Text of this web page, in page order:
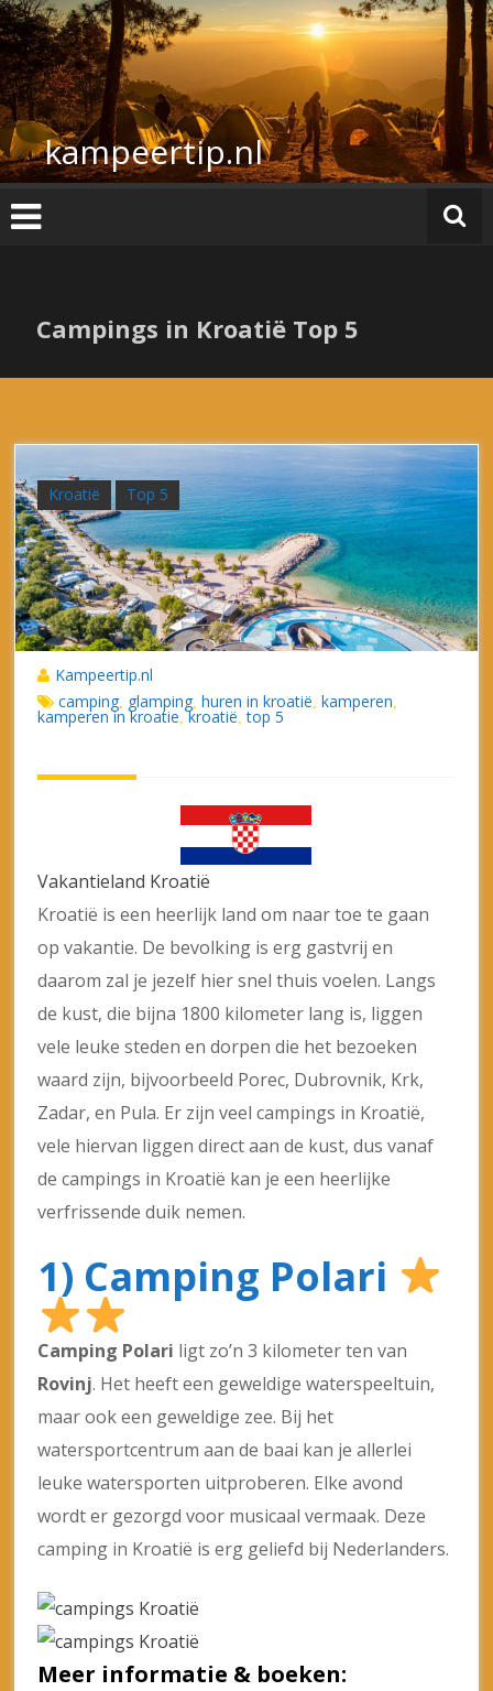
Ga
naar
de
inhoud
kampeertip.nl
Campings in Kroatië Top 5
Kroatië Top 5
Kampeertip.nl
camping glamping huren in kroatië kamperen
kamperen in kroatie kroatië ,top 5
Vakantieland Kroatië
Kroatië is een heerlijk land om naar toe te gaan
op vakantie. De bevolking is erg gastvrij en
daarom zal je jezelf hier snel thuis voelen. Langs
de kust, die bijna 1800 kilometer lang is, liggen
vele leuke steden en dorpen die het bezoeken
waard zijn, bijvoorbeeld Porec, Dubrovnik, Krk,
Zadar, en Pula. Er zijn veel campings in Kroatië,
vele hiervan liggen direct aan de kust, dus vanaf
de campings in Kroatië kan je een heerlijke
verfrissende duik nemen.
1) Camping Polari
Camping Polari ligt zo’n 3 kilometer ten van
Rovinj. Het heeft een geweldige waterspeeltuin,
maar ook een geweldige zee. Bij het
watersportcentrum aan de baai kan je allerlei
leuke watersporten uitproberen. Elke avond
wordt er gezorgd voor musicaal vermaak. Deze
camping in Kroatië is erg geliefd bij Nederlanders.
Meer informatie & boeken: